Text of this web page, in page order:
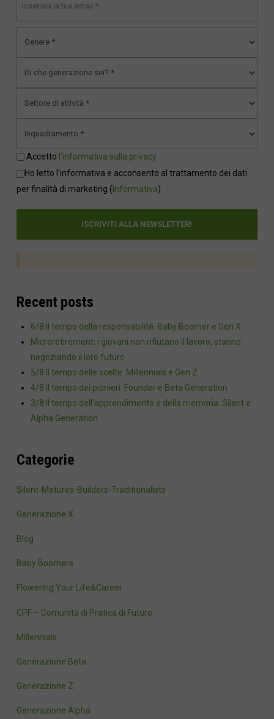
Accetto l'informativa sulla privacy
Ho letto l'informativa e acconsento al trattamento dei dati
per finalità di marketing ( Informativa)
Recent posts
6/8 Il tempo della responsabilità: Baby Boomer e Gen X
Microretirement: i giovani non rifiutano il lavoro, stanno
negoziando il loro futuro
5/8 Il tempo delle scelte: Millennials e Gen Z
4/8 Il tempo dei pionieri: Founder e Beta Generation
3/8 Il tempo dell'apprendimento e della memoria: Silent e
Alpha Generation
Categorie
Silent-Matures-Builders-Traditionalists
Generazione X
Blog
Baby Boomers
Flowering Your Life&Career
CPF – Comunità di Pratica di Futuro
Millennials
Generazione Beta
Generazione Z
Generazione Alpha